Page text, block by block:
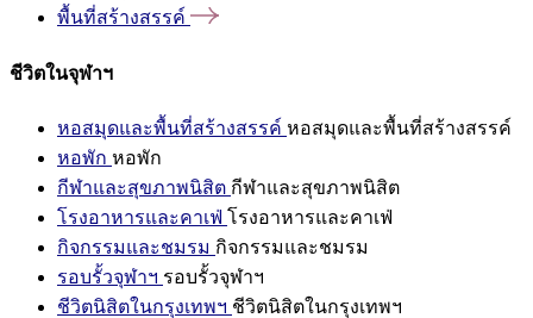
พื้นที่สร้างสรรค์
ชีวิตในจุฬาฯ
หอสมุดและพื้นที่สร้างสรรค์ หอสมุดและพื้นที่สร้างสรรค์
หอพัก หอพัก
กีฬาและสุขภาพนิสิต กีฬาและสุขภาพนิสิต
โรงอาหารและคาเฟ่ โรงอาหารและคาเฟ่
กิจกรรมและชมรม กิจกรรมและชมรม
รอบรั้วจุฬาฯ รอบรั้วจุฬาฯ
ชีวิตนิสิตในกรุงเทพฯ ชีวิตนิสิตในกรุงเทพฯ